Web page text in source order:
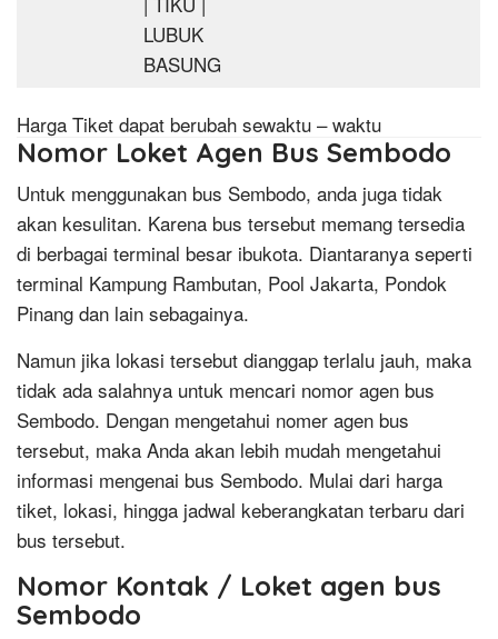
LUBUK
BASUNG
Harga Tiket dapat berubah sewaktu – waktu
Nomor Loket Agen Bus Sembodo
Untuk menggunakan bus Sembodo, anda juga tidak
akan kesulitan. Karena bus tersebut memang tersedia
di berbagai terminal besar ibukota. Diantaranya seperti
terminal Kampung Rambutan, Pool Jakarta, Pondok
Pinang dan lain sebagainya.
Namun jika lokasi tersebut dianggap terlalu jauh, maka
tidak ada salahnya untuk mencari nomor agen bus
Sembodo. Dengan mengetahui nomer agen bus
tersebut, maka Anda akan lebih mudah mengetahui
informasi mengenai bus Sembodo. Mulai dari harga
tiket, lokasi, hingga jadwal keberangkatan terbaru dari
bus tersebut.
Nomor Kontak / Loket agen bus
Sembodo